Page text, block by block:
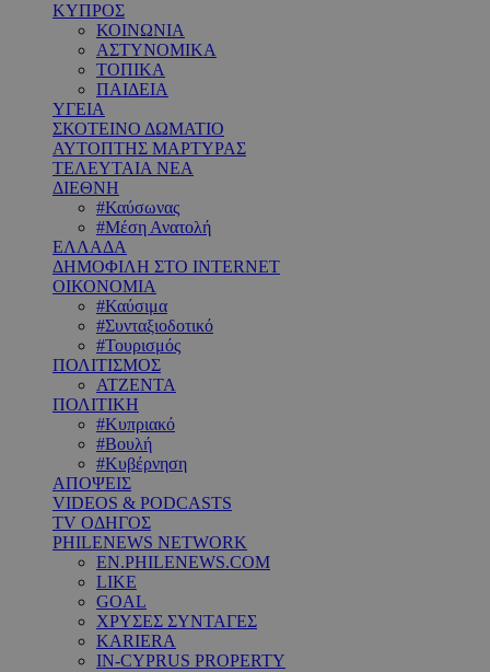
ΚΥΠΡΟΣ
ΚΟΙΝΩΝΙΑ
ΑΣΤΥΝΟΜΙΚΑ
ΤΟΠΙΚΑ
ΠΑΙΔΕΙΑ
ΥΓΕΙΑ
ΣΚΟΤΕΙΝΟ ΔΩΜΑΤΙΟ
ΑΥΤΟΠΤΗΣ ΜΑΡΤΥΡΑΣ
ΤΕΛΕΥΤΑΙΑ ΝΕΑ
ΔΙΕΘΝΗ
#Καύσωνας
#Μέση Ανατολή
ΕΛΛΑΔΑ
ΔΗΜΟΦΙΛΗ ΣΤΟ INTERNET
ΟΙΚΟΝΟΜΙΑ
#Καύσιμα
#Συνταξιοδοτικό
#Τουρισμός
ΠΟΛΙΤΙΣΜΟΣ
ΑΤΖΕΝΤΑ
ΠΟΛΙΤΙΚΗ
#Κυπριακό
#Βουλή
#Κυβέρνηση
ΑΠΟΨΕΙΣ
VIDEOS & PODCASTS
TV ΟΔΗΓΟΣ
PHILENEWS NETWORK
EN.PHILENEWS.COM
LIKE
GOAL
ΧΡΥΣΕΣ ΣΥΝΤΑΓΕΣ
KARIERA
IN-CYPRUS PROPERTY